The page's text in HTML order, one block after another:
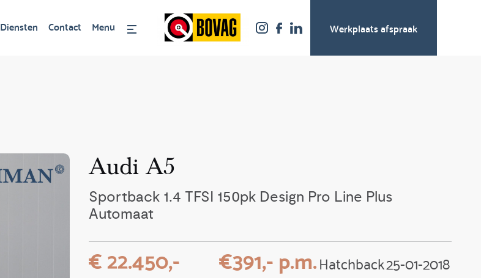
Diensten Contact Menu Werkplaats afspraak
Audi A5
Sportback 1.4 TFSI 150pk Design Pro Line Plus
Automaat
€ 22.450,- €391,- p.m.Hatchback25-01-2018